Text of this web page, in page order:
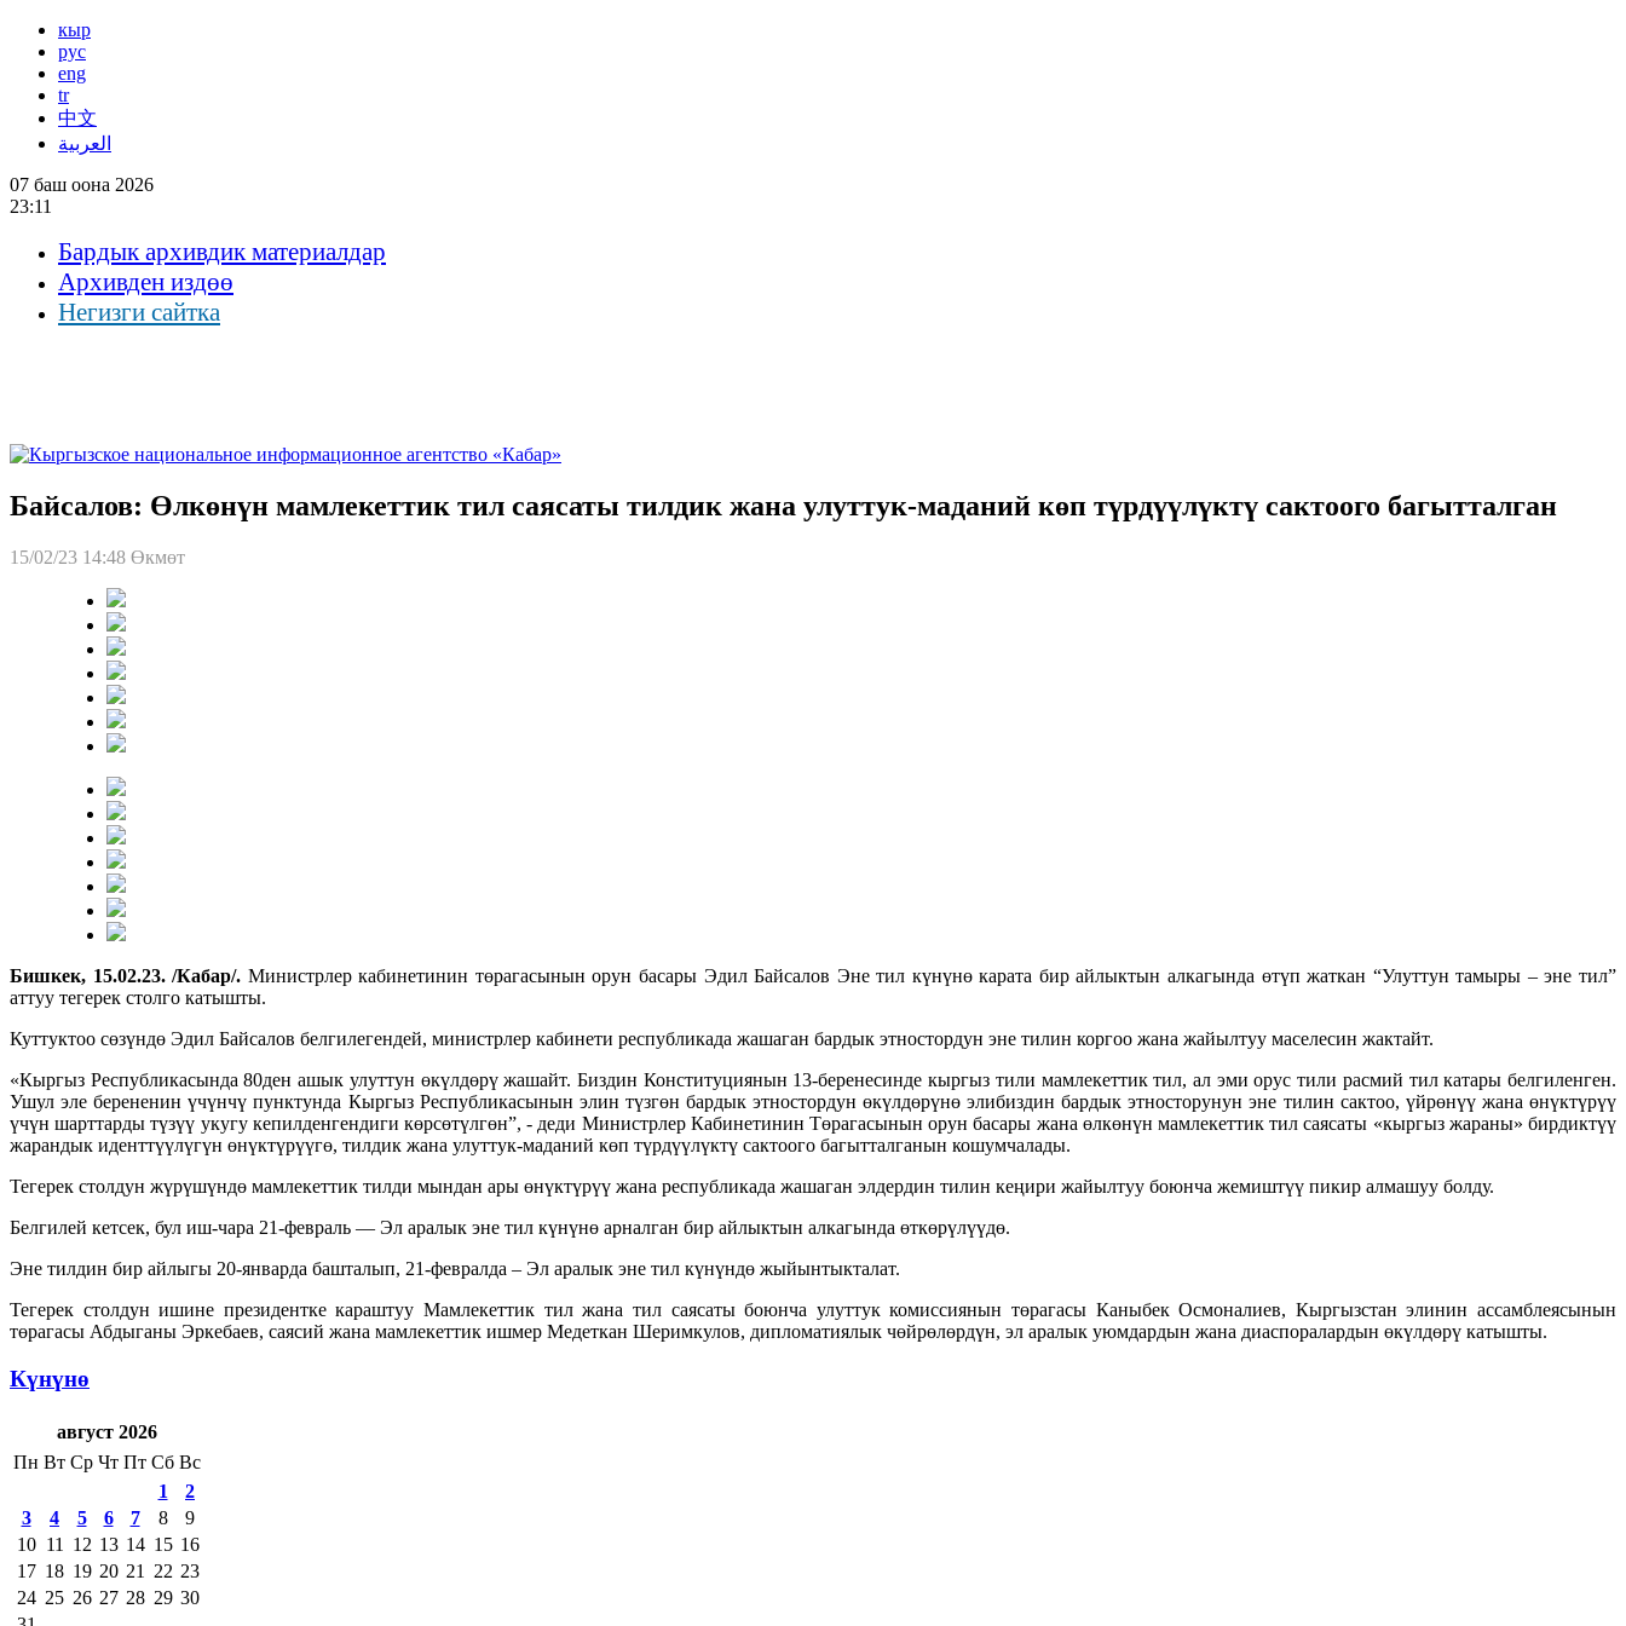
кыр
рус
eng
tr
中文
العربية
07 баш оона 2026
23:11
Бардык архивдик материалдар
Архивден издөө
Негизги сайтка
Байсалов: Өлкөнүн мамлекеттик тил саясаты тилдик жана улуттук-маданий көп түрдүүлүктү сактоого багытталган
15/02/23 14:48 Өкмөт
Бишкек, 15.02.23. /Кабар/. Министрлер кабинетинин төрагасынын орун басары Эдил Байсалов Эне тил күнүнө карата бир айлыктын алкагында өтүп жаткан “Улуттун тамыры – эне тил”
аттуу тегерек столго катышты.
Куттуктоо сөзүндө Эдил Байсалов белгилегендей, министрлер кабинети республикада жашаган бардык этностордун эне тилин коргоо жана жайылтуу маселесин жактайт.
«Кыргыз Республикасында 80ден ашык улуттун өкүлдөрү жашайт. Биздин Конституциянын 13-беренесинде кыргыз тили мамлекеттик тил, ал эми орус тили расмий тил катары белгиленген.
Ушул эле берененин үчүнчү пунктунда Кыргыз Республикасынын элин түзгөн бардык этностордун өкүлдөрүнө элибиздин бардык этносторунун эне тилин сактоо, үйрөнүү жана өнүктүрүү
үчүн шарттарды түзүү укугу кепилденгендиги көрсөтүлгөн”, - деди Министрлер Кабинетинин Төрагасынын орун басары жана өлкөнүн мамлекеттик тил саясаты «кыргыз жараны» бирдиктүү
жарандык иденттүүлүгүн өнүктүрүүгө, тилдик жана улуттук-маданий көп түрдүүлүктү сактоого багытталганын кошумчалады.
Тегерек столдун жүрүшүндө мамлекеттик тилди мындан ары өнүктүрүү жана республикада жашаган элдердин тилин кеңири жайылтуу боюнча жемиштүү пикир алмашуу болду.
Белгилей кетсек, бул иш-чара 21-февраль — Эл аралык эне тил күнүнө арналган бир айлыктын алкагында өткөрүлүүдө.
Эне тилдин бир айлыгы 20-январда башталып, 21-февралда – Эл аралык эне тил күнүндө жыйынтыкталат.
Тегерек столдун ишине президентке караштуу Мамлекеттик тил жана тил саясаты боюнча улуттук комиссиянын төрагасы Каныбек Осмоналиев, Кыргызстан элинин ассамблеясынын
төрагасы Абдыганы Эркебаев, саясий жана мамлекеттик ишмер Медеткан Шеримкулов, дипломатиялык чөйрөлөрдүн, эл аралык уюмдардын жана диаспоралардын өкүлдөрү катышты.
Күнүнө
август 2026
Пн Вт Ср Чт Пт Сб Вс
1
2
3
4 5 6 7 8
9
10 11 12 13 14 15 16
17 18 19 20 21 22 23
24 25 26 27 28 29 30